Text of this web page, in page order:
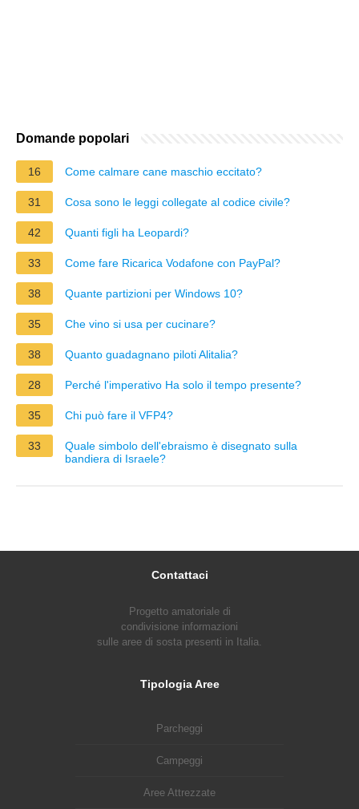
Domande popolari
16 Come calmare cane maschio eccitato?
31 Cosa sono le leggi collegate al codice civile?
42 Quanti figli ha Leopardi?
33 Come fare Ricarica Vodafone con PayPal?
38 Quante partizioni per Windows 10?
35 Che vino si usa per cucinare?
38 Quanto guadagnano piloti Alitalia?
28 Perché l'imperativo Ha solo il tempo presente?
35 Chi può fare il VFP4?
33
Quale simbolo dell'ebraismo è disegnato sulla
bandiera di Israele?
Contattaci
Progetto amatoriale di
condivisione informazioni
sulle aree di sosta presenti in Italia.
Tipologia Aree
Parcheggi
Campeggi
Aree Attrezzate